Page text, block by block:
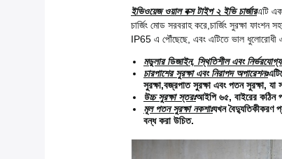
ইভিওয়েজ ওয়াল বক্স টাইপ ২ ইভি চার্জারএটি
চার্জিং মোড সরবরাহ করে,চার্জিং সুরক্ষা
IP65 এ পৌঁছেছে, এবং এটিতে ভাল ধুলোরোধী
মডুলার ডিজাইন, স্থিতিশীল এবং
চারপাশের সুরক্ষা এবং নিরাপদ অপারেশনঃ
সুরক্ষা,বজ্রপাত সুরক্ষা এবং পতন সুরক্ষা, যা
উচ্চ সুরক্ষা স্তরঃআইপি ৬৫, বাইরের কঠিন
মূল পতন সুরক্ষা নকশাঃযখন বৈদ্যুতিকীকরণ
বন্ধ করা উচিত.